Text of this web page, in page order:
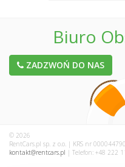
Biuro
ZADZWOŃ DO NAS
© 2026
RentCars.pl sp. z o.o. | KRS nr
kontakt@rentcars.pl | Telefon: +48 222